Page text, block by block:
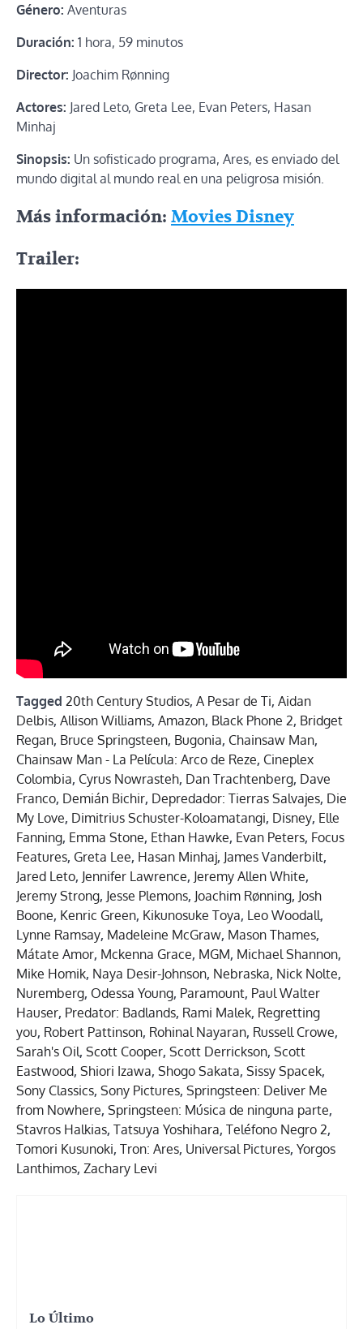
Género: Aventuras
Duración: 1 hora, 59 minutos
Director: Joachim Rønning
Actores: Jared Leto, Greta Lee, Evan Peters, Hasan
Minhaj
Sinopsis: Un sofisticado programa, Ares, es enviado del
mundo digital al mundo real en una peligrosa misión.
Más información: Movies Disney
Trailer:
Tagged 20th Century Studios, A Pesar de Ti, Aidan
Delbis, Allison Williams, Amazon, Black Phone 2, Bridget
Regan, Bruce Springsteen, Bugonia, Chainsaw Man,
Chainsaw Man - La Película: Arco de Reze, Cineplex
Colombia, Cyrus Nowrasteh, Dan Trachtenberg, Dave
Franco, Demián Bichir, Depredador: Tierras Salvajes, Die
My Love, Dimitrius Schuster-Koloamatangi, Disney, Elle
Fanning, Emma Stone, Ethan Hawke, Evan Peters, Focus
Features, Greta Lee, Hasan Minhaj, James Vanderbilt,
Jared Leto, Jennifer Lawrence, Jeremy Allen White,
Jeremy Strong, Jesse Plemons, Joachim Rønning, Josh
Boone, Kenric Green, Kikunosuke Toya, Leo Woodall,
Lynne Ramsay, Madeleine McGraw, Mason Thames,
Mátate Amor, Mckenna Grace, MGM, Michael Shannon,
Mike Homik, Naya Desir-Johnson, Nebraska, Nick Nolte,
Nuremberg, Odessa Young, Paramount, Paul Walter
Hauser, Predator: Badlands, Rami Malek, Regretting
you, Robert Pattinson, Rohinal Nayaran, Russell Crowe,
Sarah's Oil, Scott Cooper, Scott Derrickson, Scott
Eastwood, Shiori Izawa, Shogo Sakata, Sissy Spacek,
Sony Classics, Sony Pictures, Springsteen: Deliver Me
from Nowhere, Springsteen: Música de ninguna parte,
Stavros Halkias, Tatsuya Yoshihara, Teléfono Negro 2,
Tomori Kusunoki, Tron: Ares, Universal Pictures, Yorgos
Lanthimos, Zachary Levi
Lo Último